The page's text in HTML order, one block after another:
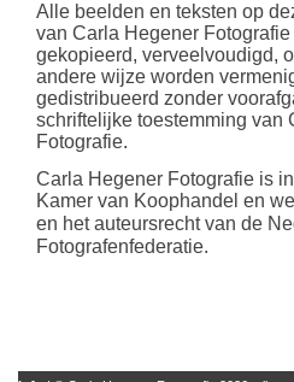
Alle beelden en teksten op
van Carla Hegener
gekopieerd, verveelvoudigd,
andere wijze worden
gedistribueerd zonder
schriftelijke toestemming van
Fotografie.
Carla Hegener Fotografie is
Kamer van Koophandel en
en het auteursrecht van de
Fotografenfederatie.